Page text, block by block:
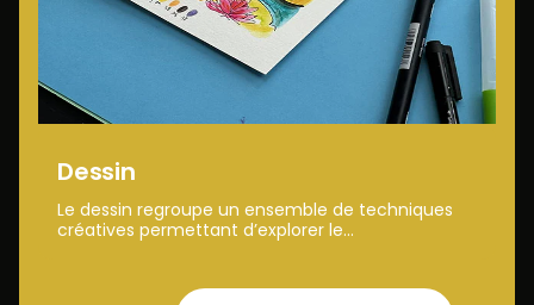
Dessin
Le dessin regroupe un ensemble de techniques
créatives permettant d’explorer le...